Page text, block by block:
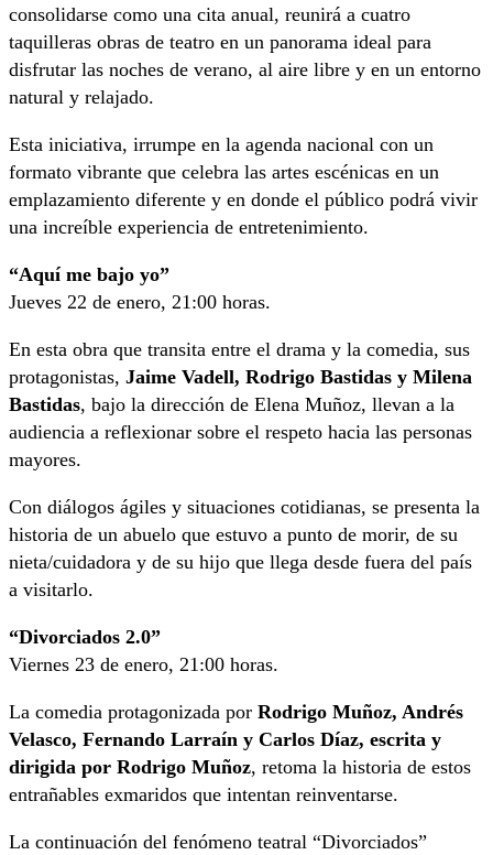
consolidarse como una cita anual, reunirá a cuatro
taquilleras obras de teatro en un panorama ideal para
disfrutar las noches de verano, al aire libre y en un entorno
natural y relajado.
Esta iniciativa, irrumpe en la agenda nacional con un
formato vibrante que celebra las artes escénicas en un
emplazamiento diferente y en donde el público podrá vivir
una increíble experiencia de entretenimiento.
“Aquí me bajo yo”
Jueves 22 de enero, 21:00 horas.
En esta obra que transita entre el drama y la comedia, sus
protagonistas, Jaime Vadell, Rodrigo Bastidas y Milena
Bastidas, bajo la dirección de Elena Muñoz, llevan a la
audiencia a reflexionar sobre el respeto hacia las personas
mayores.
Con diálogos ágiles y situaciones cotidianas, se presenta la
historia de un abuelo que estuvo a punto de morir, de su
nieta/cuidadora y de su hijo que llega desde fuera del país
a visitarlo.
“Divorciados 2.0”
Viernes 23 de enero, 21:00 horas.
La comedia protagonizada por Rodrigo Muñoz, Andrés
Velasco, Fernando Larraín y Carlos Díaz, escrita y
dirigida por Rodrigo Muñoz, retoma la historia de estos
entrañables exmaridos que intentan reinventarse.
La continuación del fenómeno teatral “Divorciados”